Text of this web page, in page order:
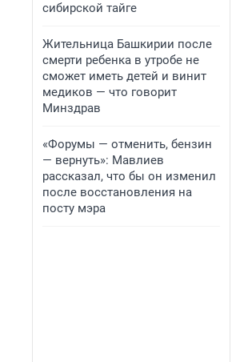
сибирской тайге
Жительница Башкирии после
смерти ребенка в утробе не
сможет иметь детей и винит
медиков — что говорит
Минздрав
«Форумы — отменить, бензин
— вернуть»: Мавлиев
рассказал, что бы он изменил
после восстановления на
посту мэра